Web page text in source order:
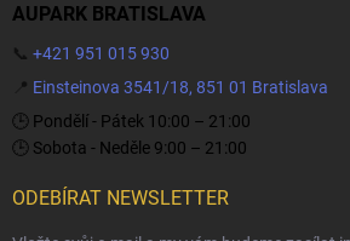
AUPARK BRATISLAVA
📞 +421 951 015 930
📍 Einsteinova 3541/18, 851 01 Bratislava
🕒 Pondělí - Pátek 10:00 – 21:00
🕒 Sobota - Neděle 9:00 – 21:00
ODEBÍRAT NEWSLETTER